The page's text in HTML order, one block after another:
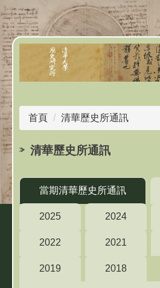
跳
到
主
要
內
容
區
首頁
清華歷史所通訊
清華歷史所通訊
當期清華歷史所通訊
2025 2024
2022 2021
2019 2018